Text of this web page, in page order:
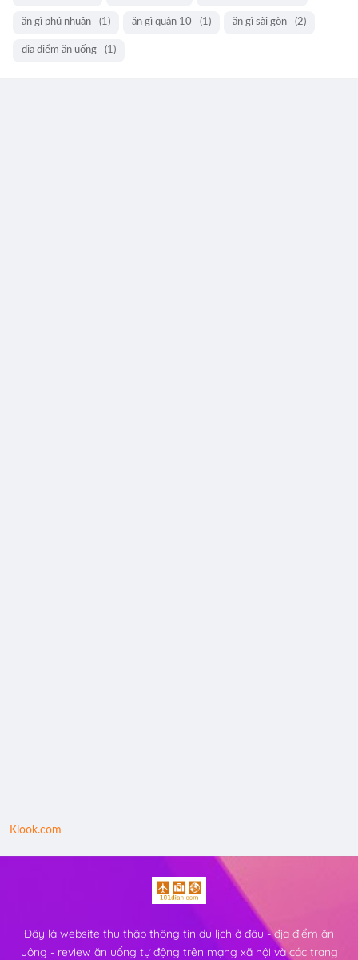
ăn gì phú nhuận (1) ăn gì quận 10 (1) ăn gì sài gòn (2)
địa điểm ăn uống (1)
Klook.com
Đây là website thu thập thông tin du lịch ở đâu - địa điểm ăn
uông - review ăn uống tự động trên mạng xã hội và các trang